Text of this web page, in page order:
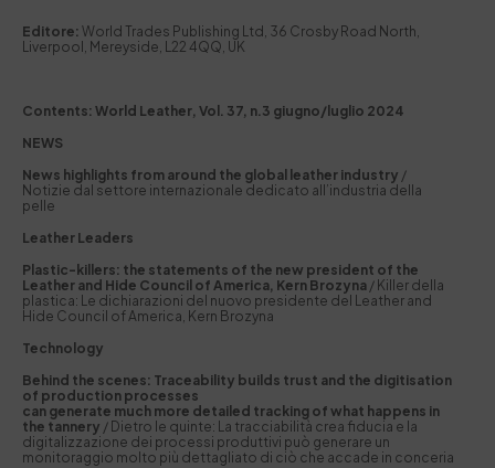
Editore: World Trades Publishing Ltd, 36 Crosby Road North,
Liverpool, Mereyside, L22 4QQ, UK
Contents: World Leather, Vol. 37, n.3 giugno/luglio 2024
NEWS
News highlights from around the global leather industry /
Notizie dal settore internazionale dedicato all’industria della
pelle
Leather Leaders
Plastic-killers: the statements of the new president of the
Leather and Hide Council of America, Kern Brozyna / Killer della
plastica: Le dichiarazioni del nuovo presidente del Leather and
Hide Council of America, Kern Brozyna
Technology
Behind the scenes: Traceability builds trust and the digitisation
of production processes
can generate much more detailed tracking of what happens in
the tannery / Dietro le quinte: La tracciabilità crea fiducia e la
digitalizzazione dei processi produttivi può generare un
monitoraggio molto più dettagliato di ciò che accade in conceria